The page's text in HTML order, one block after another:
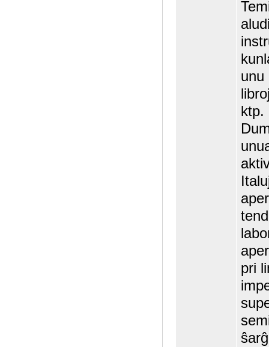
unu
ktp.
pri